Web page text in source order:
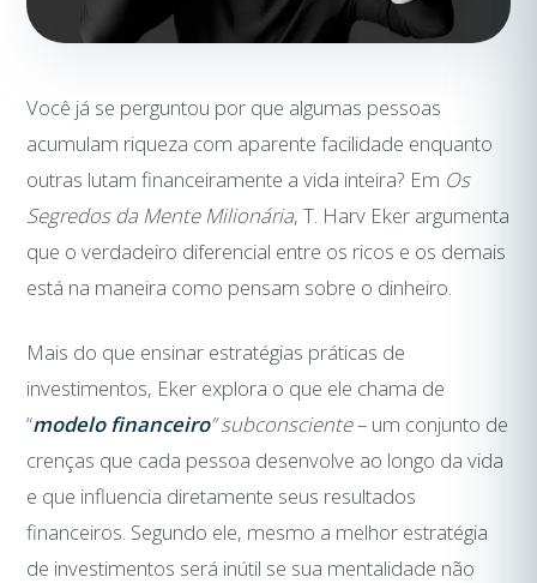
Você já se perguntou por que algumas pessoas
acumulam riqueza com aparente facilidade enquanto
outras lutam financeiramente a vida inteira? Em Os
Segredos da Mente Milionária, T. Harv Eker argumenta
que o verdadeiro diferencial entre os ricos e os demais
está na maneira como pensam sobre o dinheiro.
Mais do que ensinar estratégias práticas de
investimentos, Eker explora o que ele chama de
“modelo financeiro” subconsciente– um conjunto de
crenças que cada pessoa desenvolve ao longo da vida
e que influencia diretamente seus resultados
financeiros. Segundo ele, mesmo a melhor estratégia
de investimentos será inútil se sua mentalidade não